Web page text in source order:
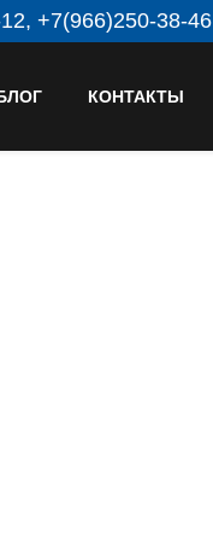
+7(966)250-38-46
КОНТАКТЫ